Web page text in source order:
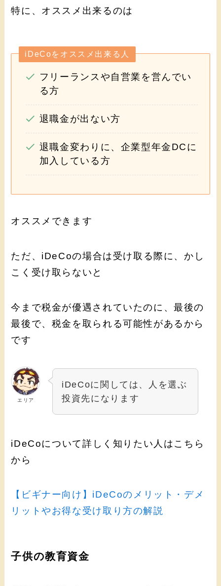
特に、オススメ出来るのは
iDeCoをオススメ出来る人
フリーランスや自営業を営んでい
る方
退職金が出ない方
退職金変わりに、企業型年金DCに
加入している方
オススメできます
ただ、iDeCoの場合は受け取る際に、かし
こく受け取らないと
今まで税金が優遇されていたのに、最後の
最後で、税金を取られる可能性があるから
です
エリア
iDeCoに関しては、人を選ぶ
投資先になります
iDeCoについて詳しく知りたい人はこちら
から
【ビギナー向け】iDeCoのメリット・デメ
リットやお得な受け取り方の解説
子供の教育資金